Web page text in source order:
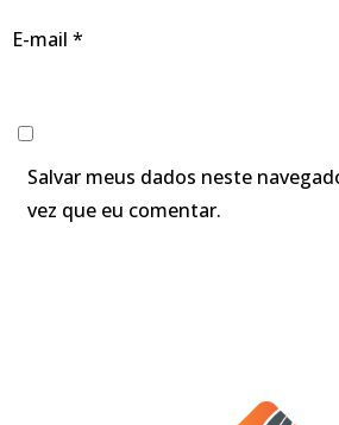
E-mail *
Salvar meus dados neste
vez que eu comentar.